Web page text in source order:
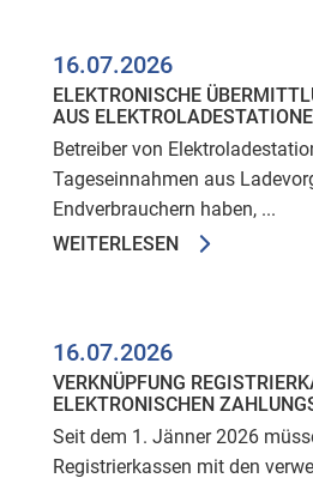
16.07.2026
ELEKTRONISCHE
AUS
Betreiber von
Tageseinnahmen aus
Endverbrauchern haben, ...
WEITERLESEN
16.07.2026
VERKNÜPFUNG
ELEKTRONISCHEN
Seit dem 1. Jänner 2026
Registrierkassen mit den